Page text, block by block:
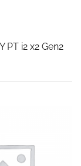
PT i2 x2 Gen2